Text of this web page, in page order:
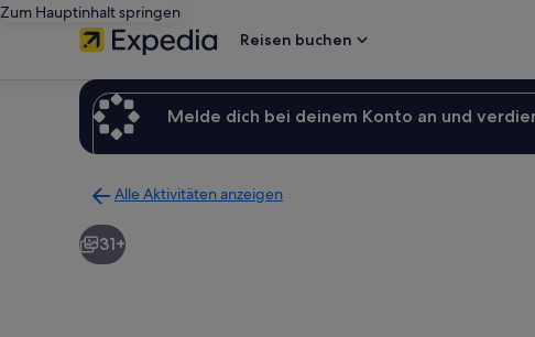
Zum Hauptinhalt springen
Reisen buchen
Melde dich bei deinem Konto an und
Alle Aktivitäten anzeigen
zur
Ergebnisseite
31+